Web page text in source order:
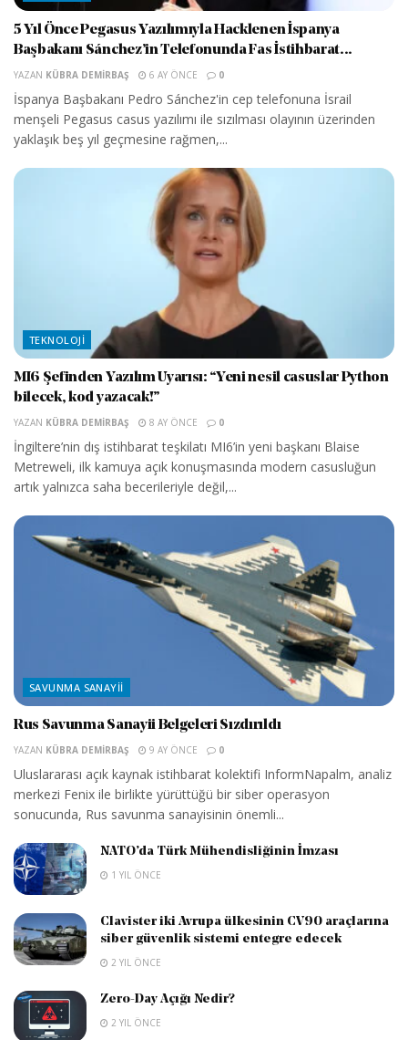
5 Yıl Önce Pegasus Yazılımıyla Hacklenen İspanya
Başbakanı Sánchez’in Telefonunda Fas İstihbarat...
YAZAN KÜBRA DEMIRBAŞ 6 AY ÖNCE 0
İspanya Başbakanı Pedro Sánchez'in cep telefonuna İsrail
menşeli Pegasus casus yazılımı ile sızılması olayının üzerinden
yaklaşık beş yıl geçmesine rağmen,...
TEKNOLOJI
MI6 Şefinden Yazılım Uyarısı: “Yeni nesil casuslar Python
bilecek, kod yazacak!”
YAZAN KÜBRA DEMIRBAŞ 8 AY ÖNCE 0
İngiltere’nin dış istihbarat teşkilatı MI6’in yeni başkanı Blaise
Metreweli, ilk kamuya açık konuşmasında modern casusluğun
artık yalnızca saha becerileriyle değil,...
SAVUNMA SANAYII
Rus Savunma Sanayii Belgeleri Sızdırıldı
YAZAN KÜBRA DEMIRBAŞ 9 AY ÖNCE 0
Uluslararası açık kaynak istihbarat kolektifi InformNapalm, analiz
merkezi Fenix ile birlikte yürüttüğü bir siber operasyon
sonucunda, Rus savunma sanayisinin önemli...
NATO’da Türk Mühendisliğinin İmzası
1 YIL ÖNCE
Clavister iki Avrupa ülkesinin CV90 araçlarına
siber güvenlik sistemi entegre edecek
2 YIL ÖNCE
Zero-Day Açığı Nedir?
2 YIL ÖNCE